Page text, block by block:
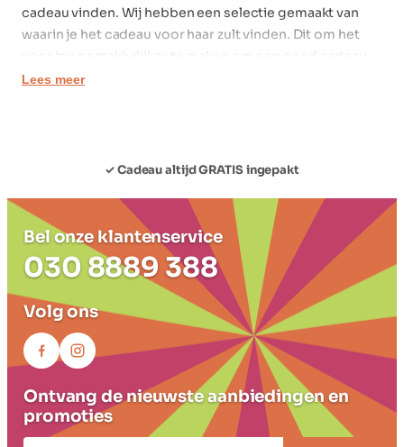
cadeau vinden. Wij hebben een selectie gemaakt van
waarin je het cadeau voor haar zult vinden. Dit om het
voor jou gemakkelijker te maken om een goed cadeau
voor haar te vinden. Als je meer inspiratie zoekt voor
Cadeautjes voor haar
Wij voorzien je graag van de benodigde inspiratie
Lees meer
✓ Ruilen Mag
Bel onze klantenservice
030 8889 388
Volg ons
Ontvang de nieuwste aanbiedingen en
promoties